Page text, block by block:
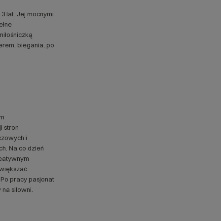
lat. Jej mocnymi
biegania, po
stron
i
Na co dzień
pracy pasjonat
siłowni.